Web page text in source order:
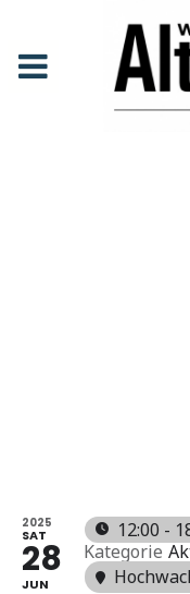
Film
Anfang Events
2025
SAT
28
JUN
12:00 -
Kategorie